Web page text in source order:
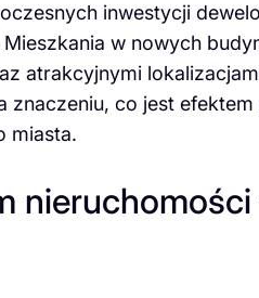
inwestycji
w nowych
atrakcyjnymi
znaczeniu, co jest efektem
miasta.